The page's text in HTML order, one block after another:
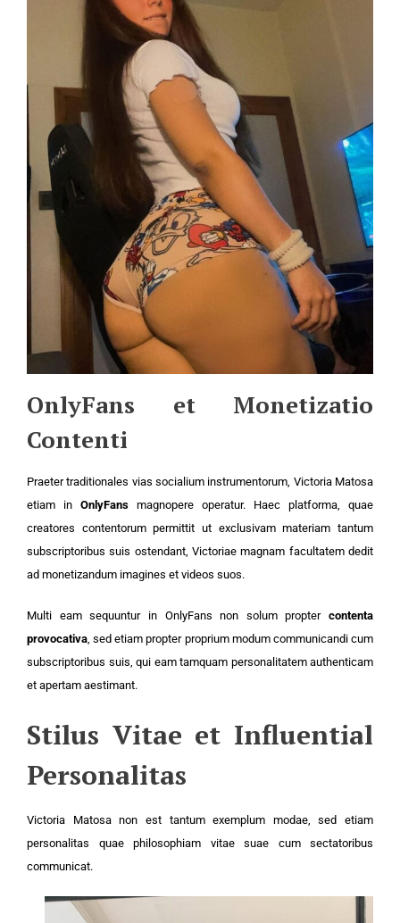
OnlyFans et Monetizatio
Contenti
Praeter traditionales vias socialium instrumentorum, Victoria Matosa
etiam in OnlyFans magnopere operatur. Haec platforma, quae
creatores contentorum permittit ut exclusivam materiam tantum
subscriptoribus suis ostendant, Victoriae magnam facultatem dedit
ad monetizandum imagines et videos suos.
Multi eam sequuntur in OnlyFans non solum propter contenta
provocativa , sed etiam propter proprium modum communicandi cum
subscriptoribus suis, qui eam tamquam personalitatem authenticam
et apertam aestimant.
Stilus Vitae et Influential
Personalitas
Victoria Matosa non est tantum exemplum modae, sed etiam
personalitas quae philosophiam vitae suae cum sectatoribus
communicat.